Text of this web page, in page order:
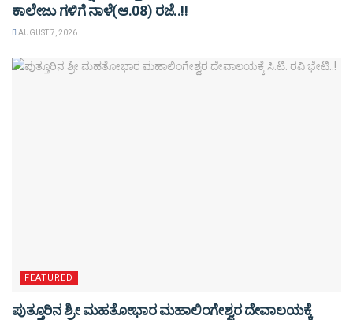
ಕಾಲೇಜು ಗಳಿಗೆ ನಾಳೆ(ಆ.08) ರಜೆ..!!
AUGUST 7, 2026
FEATURED
ಪುತ್ತೂರಿನ ಶ್ರೀ ಮಹತೋಭಾರ ಮಹಾಲಿಂಗೇಶ್ವರ ದೇವಾಲಯಕ್ಕೆ